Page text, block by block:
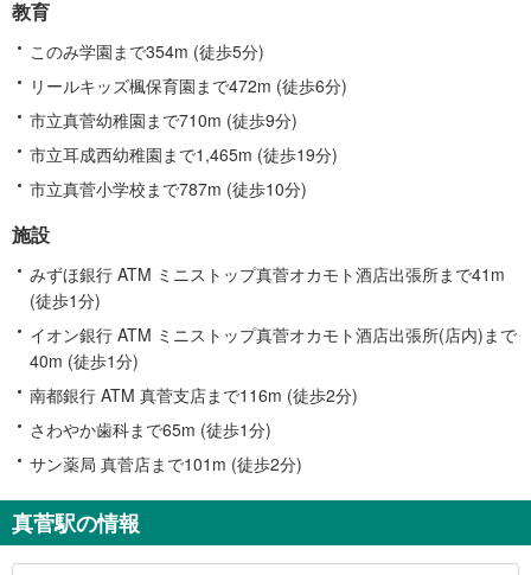
教育
このみ学園まで354m (徒歩5分)
リールキッズ楓保育園まで472m (徒歩6分)
市立真菅幼稚園まで710m (徒歩9分)
市立耳成西幼稚園まで1,465m (徒歩19分)
市立真菅小学校まで787m (徒歩10分)
施設
みずほ銀行 ATM ミニストップ真菅オカモト酒店出張所まで41m
(徒歩1分)
イオン銀行 ATM ミニストップ真菅オカモト酒店出張所(店内)まで
40m (徒歩1分)
南都銀行 ATM 真菅支店まで116m (徒歩2分)
さわやか歯科まで65m (徒歩1分)
サン薬局 真菅店まで101m (徒歩2分)
真菅駅の情報